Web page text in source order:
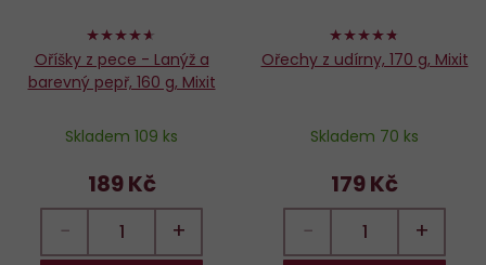
92%
Oříšky z pece - Lanýž a
barevný pepř, 160 g, Mixit
Skladem 109 ks
189 Kč
− +
94%
Ořechy z udírny, 170 g, Mixit
Skladem 70 ks
179 Kč
− +